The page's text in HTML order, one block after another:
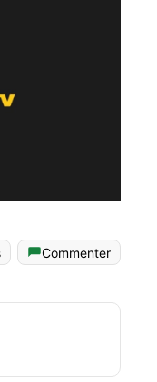
Commenter